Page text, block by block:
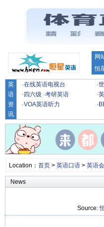
网
恒
英
语
资
讯
·在线英语电视台 ·
· 四六级 ·考研英语 ·
·VOA英语听力 ·
Location： 首页> 英语口语> 英语
News
Source: